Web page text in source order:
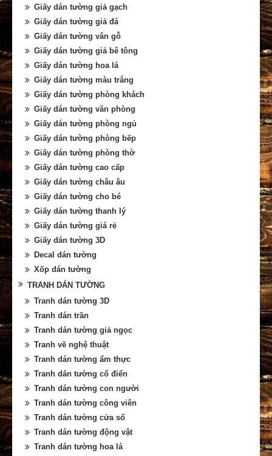
Giấy dán tường giả gạch
Giấy dán tường giả đá
Giấy dán tường vân gỗ
Giấy dán tường giả bê tông
Giấy dán tường hoa lá
Giấy dán tường màu trắng
Giấy dán tường phòng khách
Giấy dán tường văn phòng
Giấy dán tường phòng ngủ
Giấy dán tường phòng bếp
Giấy dán tường phòng thờ
Giấy dán tường cao cấp
Giấy dán tường châu âu
Giấy dán tường cho bé
Giấy dán tường thanh lý
Giấy dán tường giá rẻ
Giấy dán tường 3D
Decal dán tường
Xốp dán tường
TRANH DÁN TƯỜNG
Tranh dán tường 3D
Tranh dán trần
Tranh dán tường giả ngọc
Tranh vẽ nghệ thuật
Tranh dán tường ẩm thực
Tranh dán tường cổ điển
Tranh dán tường con người
Tranh dán tường công viên
Tranh dán tường cửa sổ
Tranh dán tường động vật
Tranh dán tường hoa lá